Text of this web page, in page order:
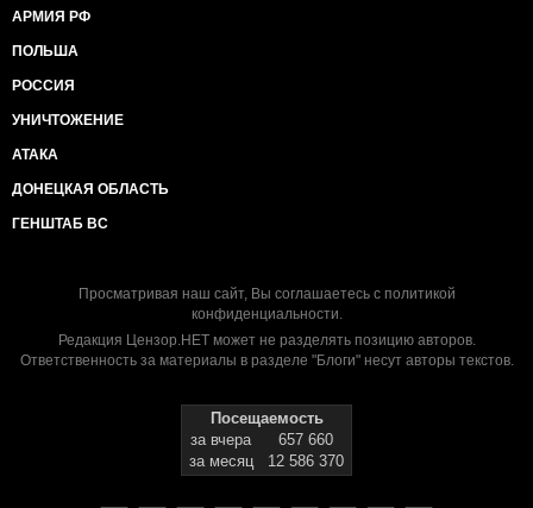
АРМИЯ РФ
ПОЛЬША
РОССИЯ
УНИЧТОЖЕНИЕ
АТАКА
ДОНЕЦКАЯ ОБЛАСТЬ
ГЕНШТАБ ВС
Просматривая наш сайт, Вы соглашаетесь с политикой
конфиденциальности.
Редакция Цензор.НЕТ может не разделять позицию авторов.
Ответственность за материалы в разделе "Блоги" несут авторы текстов.
Посещаемость
за вчера
657 660
за месяц
12 586 370